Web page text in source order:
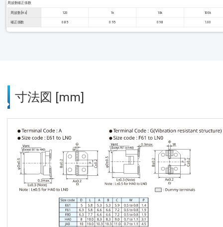
周波数補正係数
周波数 [Hz] 120 1k 10k 100k
補正係数 0.85 0.95 0.98 1.00
寸法図 [mm]